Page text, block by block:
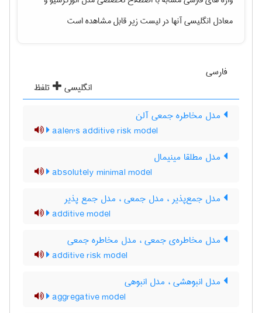
معادل انگلیسی آنها در لیست زیر قابل مشاهده است
فارسی
انگلیسی
تلفظ
مدل مخاطره جمعی آلن
aalen's additive risk model
مدل مطلقا مینیمال
absolutely minimal model
مدل جمع‌پذیر ، ‌مدل جمعی ، مدل جمع پذیر
additive model
مدل مخاطره‌ی جمعی ، مدل مخاطره جمعی
additive risk model
مدل انبوهشی ، مدل انبوهی
aggregative model